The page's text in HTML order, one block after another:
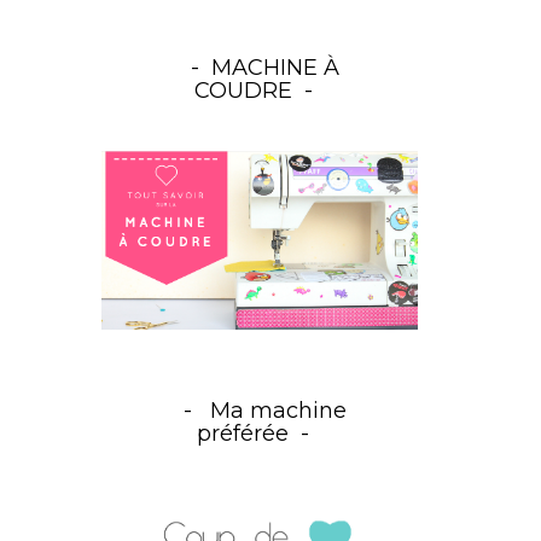
MACHINE À
COUDRE
Ma machine
préférée